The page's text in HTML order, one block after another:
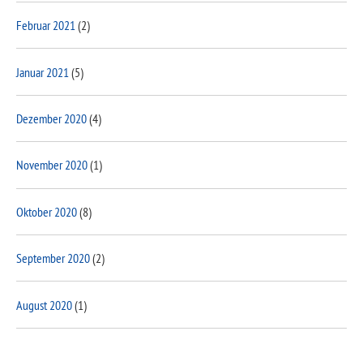
Februar 2021(2)
Januar 2021 (5)
Dezember 2020(4)
November 2020(1)
Oktober 2020(8)
September 2020(2)
August 2020(1)